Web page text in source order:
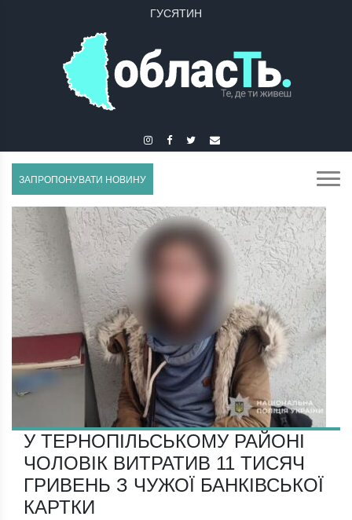
ГУСЯТИН
ЗАПРОПОНУВАТИ НОВИНУ
У ТЕРНОПІЛЬСЬКОМУ РАЙОНІ
ЧОЛОВІК ВИТРАТИВ 11 ТИСЯЧ
ГРИВЕНЬ З ЧУЖОЇ БАНКІВСЬКОЇ
КАРТКИ